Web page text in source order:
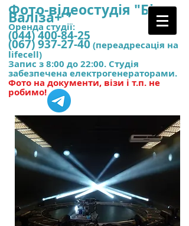
Фото-відеостудія "Біла
Валіза+ "
Оренда студії:
(044) 400-84-25
(067) 937-27-40(переадресація на
lifecell)
Запис з 8:00 до 22:00. Студія
забезпечена електрогенераторами.
Фото на документи, візи і т.п. не
робимо!